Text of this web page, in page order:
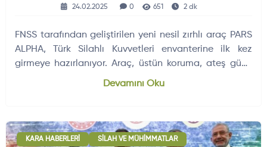
24.02.2025 0 651 2 dk
FNSS tarafından geliştirilen yeni nesil zırhlı araç PARS
ALPHA, Türk Silahlı Kuvvetleri envanterine ilk kez
girmeye hazırlanıyor. Araç, üstün koruma, ateş gücü
ve hareket kabiliyetiyle dikkat çekiyor.
Devamını Oku
KARA HABERLERI SILAH VE MÜHIMMATLAR